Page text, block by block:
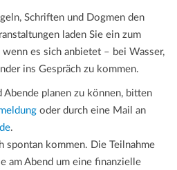
Schriften und Dogmen den
laden Sie ein zum
es sich anbietet – bei Wasser,
ins Gespräch zu kommen.
planen zu können, bitten
oder durch eine Mail an
.
spontan kommen. Die Teilnahme
am Abend um eine finanzielle